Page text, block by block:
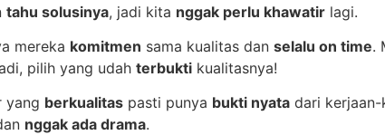
tahu solusinya, jadi kita nggak perlu khawatir lagi.
mereka komitmen sama kualitas dan selalu on time.
pilih yang udah terbukti kualitasnya!
yang berkualitas pasti punya bukti nyata dari kerjaan-
nggak ada drama.